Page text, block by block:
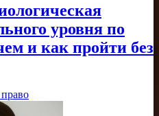
уровня по
и как пройти без